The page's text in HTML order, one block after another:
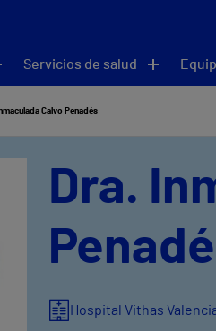
Servicios de salud
Calvo Penadés
Dra.
Hospital Vithas